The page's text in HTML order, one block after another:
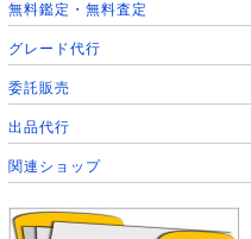
無料鑑定・無料査定
グレード代行
委託販売
出品代行
関連ショップ